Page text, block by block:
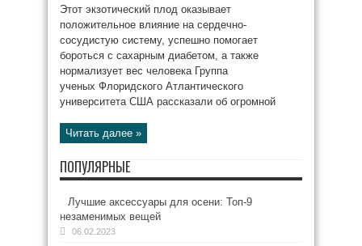
Этот экзотический плод оказывает
положительное влияние на сердечно-
сосудистую систему, успешно помогает
бороться с сахарным диабетом, а также
нормализует вес человека Группа
ученых Флоридского Атлантического
университета США рассказали об огромной
Читать далее »
ПОПУЛЯРНЫЕ
Лучшие аксессуары для осени: Топ-9
незаменимых вещей
06.02.2023